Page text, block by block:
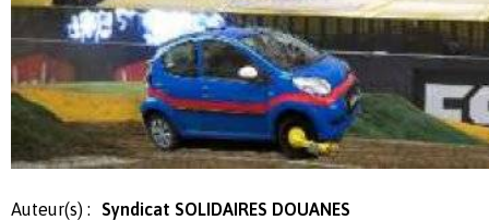
Auteur(s) :
Syndicat SOLIDAIRES DOUANES